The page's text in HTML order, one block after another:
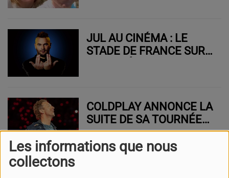
Les informations que nous
collectons
JUL AU CINÉMA : LE
STADE DE FRANCE SUR
COLDPLAY ANNONCE LA
SUITE DE SA TOURNÉE
MONDIALE